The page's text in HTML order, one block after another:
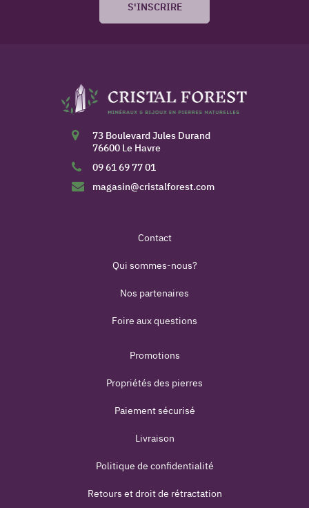
S'INSCRIRE
73 Boulevard Jules Durand
76600 Le Havre
09 61 69 77 01
magasin@cristalforest.com
Contact
Qui sommes-nous?
Nos partenaires
Foire aux questions
Promotions
Propriétés des pierres
Paiement sécurisé
Livraison
Politique de confidentialité
Retours et droit de rétractation